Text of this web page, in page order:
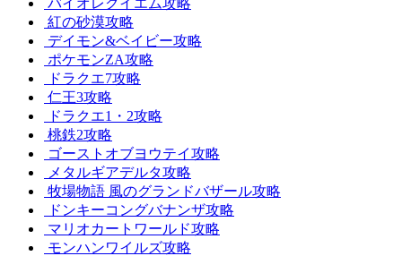
紅の砂漠攻略
デイモン&ベイビー攻略
ポケモンZA攻略
ドラクエ7攻略
仁王3攻略
ドラクエ1・2攻略
桃鉄2攻略
ゴーストオブヨウテイ攻略
メタルギアデルタ攻略
牧場物語 風のグランドバザール攻略
ドンキーコングバナンザ攻略
マリオカートワールド攻略
モンハンワイルズ攻略